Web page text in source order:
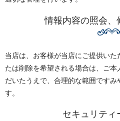
情報内容の照会、
当店は、お客様が当店にご提供い
たは削除を希望される場合は、ご
だいたうえで、合理的な範囲ですみ
す。
セキュリティ